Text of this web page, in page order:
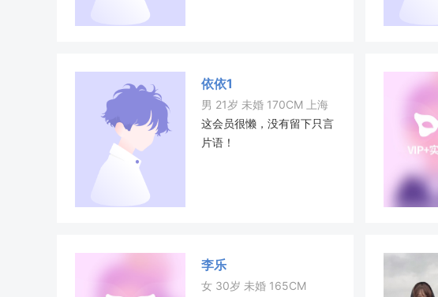
依依1
男 21岁 未婚 170CM 上海
这会员很懒，没有留下只言
片语！
李乐
女 30岁 未婚 165CM